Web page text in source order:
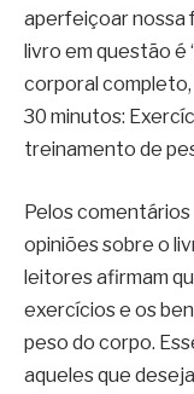
aperfeiçoar nossa
livro em questão é
corporal
30 minutos:
treinamento de
Pelos
opiniões sobre o
leitores afirmam
exercícios e os
peso do corpo.
aqueles que